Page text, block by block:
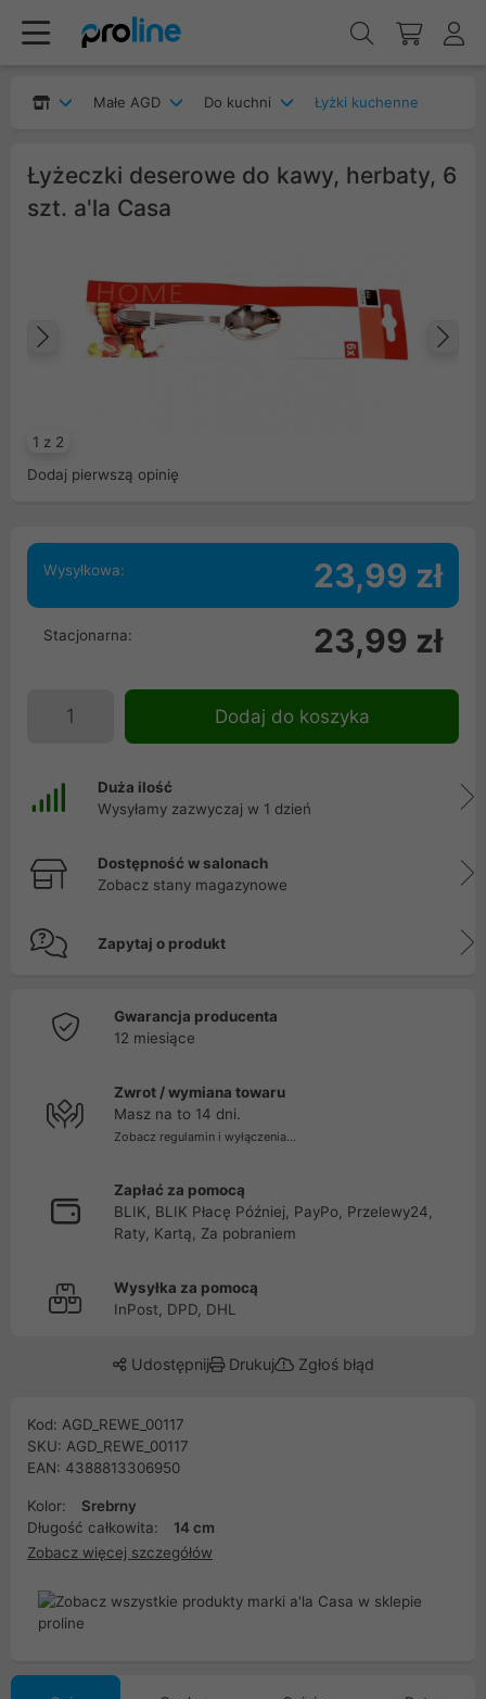
Małe AGD Do kuchni Łyżki kuchenne
Łyżeczki deserowe do kawy, herbaty, 6
szt. a'la Casa
1 z 2
Poprzedni
Dodaj pierwszą opinię
Wysyłkowa: 23,99 zł
Stacjonarna: 23,99 zł
Dodaj do koszyka
Duża ilość
Wysyłamy zazwyczaj w 1 dzień
Dostępność w salonach
Zobacz stany magazynowe
Zapytaj o produkt
Gwarancja producenta
12 miesiące
Zwrot / wymiana towaru
Masz na to 14 dni.
Zobacz regulamin i wyłączenia...
Zapłać za pomocą
BLIK, BLIK Płacę Później, PayPo, Przelewy24,
Raty, Kartą, Za pobraniem
Wysyłka za pomocą
InPost, DPD, DHL
Udostępnij Drukuj Zgłoś błąd
Kod: AGD_REWE_00117
SKU: AGD_REWE_00117
EAN: 4388813306950
Kolor:
Srebrny
Długość całkowita:
14 cm
Zobacz więcej szczegółów